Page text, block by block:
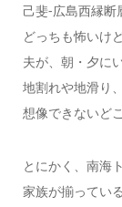
己斐-広島西縁断
どっちも怖いけ
夫が、朝・夕に
地割れや地滑り
想像できないど
とにかく、南海
家族が揃ってい